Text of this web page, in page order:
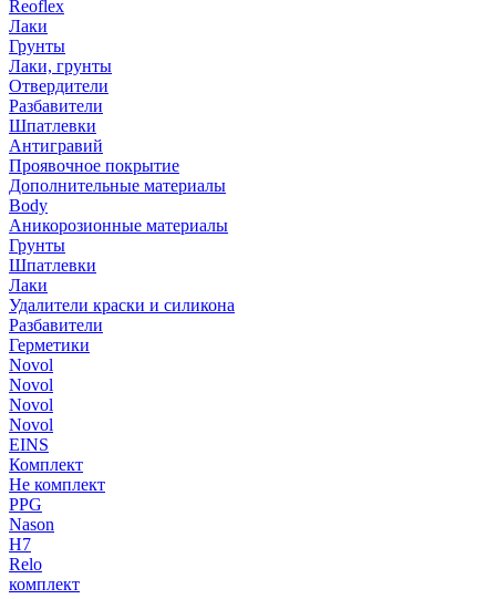
Reoflex
Лаки
Грунты
Лаки, грунты
Отвердители
Разбавители
Шпатлевки
Антигравий
Проявочное покрытие
Дополнительные материалы
Body
Аникорозионные материалы
Грунты
Шпатлевки
Лаки
Удалители краски и силикона
Разбавители
Герметики
Novol
Novol
Novol
Novol
EINS
Комплект
Не комплект
PPG
Nason
H7
Relo
комплект